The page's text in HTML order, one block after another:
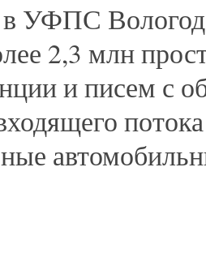
УФПС
2,3 млн
и писем с